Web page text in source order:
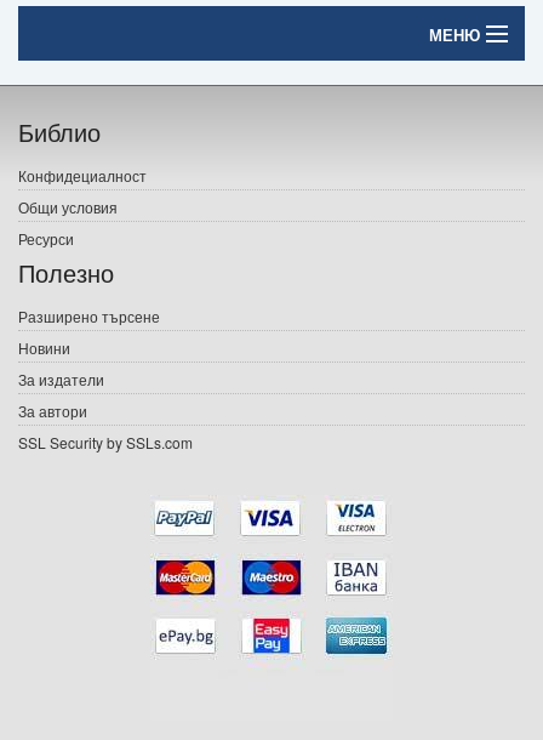
МЕНЮ
Начало
Печатни книги
Електронни книги
Е-списания
Подаръци
Ваучери
Библио
Конфидециалност
Общи условия
Ресурси
Полезно
Разширено търсене
Новини
За издатели
За автори
SSL Security by SSLs.com